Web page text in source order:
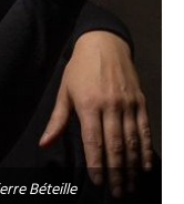
Béteille